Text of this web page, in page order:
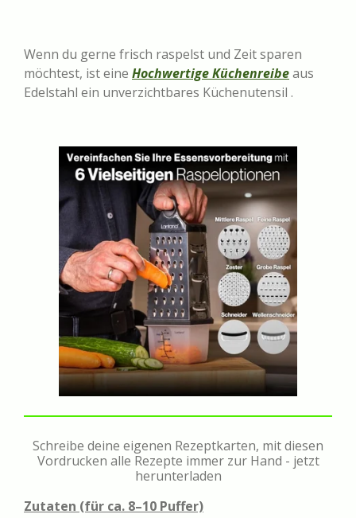
Wenn du gerne frisch raspelst und Zeit sparen
möchtest, ist eine Hochwertige Küchenreibeaus
Edelstahl ein unverzichtbares Küchenutensil .
Schreibe deine eigenen Rezeptkarten, mit diesen
Vordrucken alle Rezepte immer zur Hand - jetzt
herunterladen
Zutaten (für ca. 8–10 Puffer)